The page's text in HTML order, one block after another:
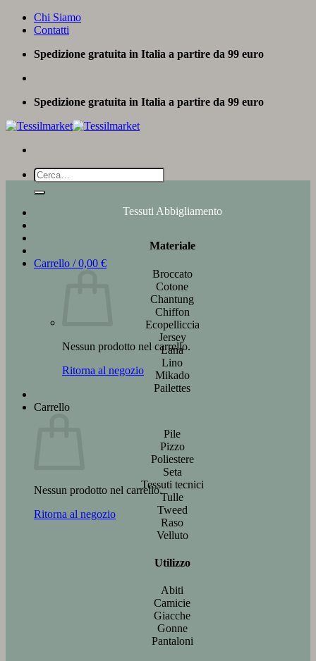
Salta
Chi Siamo
Contatti
Spedizione gratuita in Italia a partire da 99 euro
Spedizione gratuita in Italia a partire da 99 euro
Cerca:
Carrello /0,00 €
Nessun prodotto nel carrello.
Ritorna al negozio
Carrello
Nessun prodotto nel carrello.
Ritorna al negozio
Tessuti Abbigliamento
Materiale
Broccato
Cotone
Chantung
Chiffon
Ecopelliccia
Jersey
Lana
Lino
Mikado
Pailettes
Pile
Pizzo
Poliestere
Seta
Tessuti tecnici
Tulle
Tweed
Raso
Velluto
Utilizzo
Abiti
Camicie
Giacche
Gonne
Pantaloni